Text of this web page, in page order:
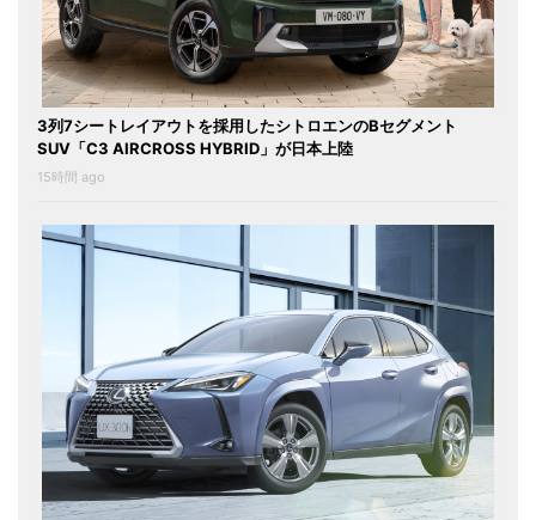
3列7シートレイアウトを採用したシトロエンのBセグメント
SUV「C3 AIRCROSS HYBRID」が日本上陸
15時間 ago